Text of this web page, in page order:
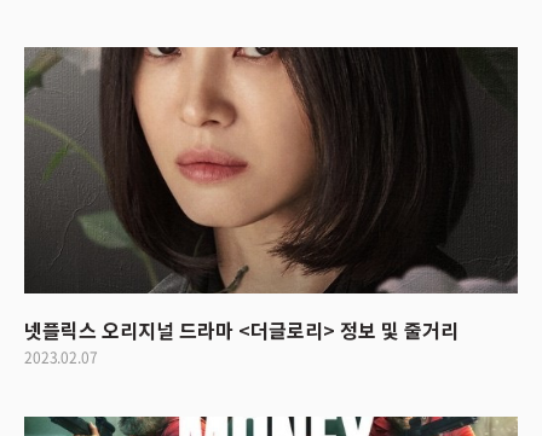
넷플릭스 오리지널 드라마 <더글로리> 정보 및 줄거리
2023.02.07